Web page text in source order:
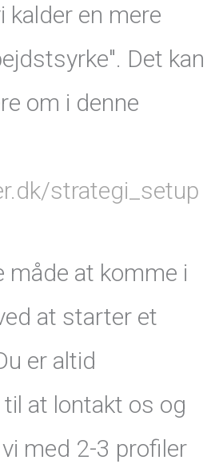
kalder en mere
Det kan
om i denne
strategi_setup
måde at komme i
at starter et
er altid
at lontakt os og
med 2-3 profiler